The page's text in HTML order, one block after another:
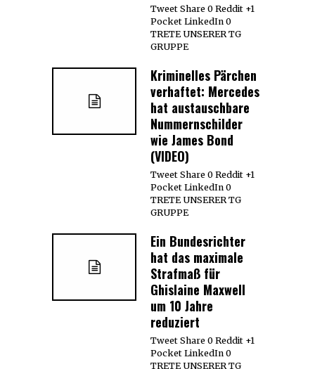
Tweet Share 0 Reddit +1
Pocket LinkedIn 0
TRETE UNSERER TG
GRUPPE
Kriminelles Pärchen
verhaftet: Mercedes
hat austauschbare
Nummernschilder
wie James Bond
(VIDEO)
Tweet Share 0 Reddit +1
Pocket LinkedIn 0
TRETE UNSERER TG
GRUPPE
Ein Bundesrichter
hat das maximale
Strafmaß für
Ghislaine Maxwell
um 10 Jahre
reduziert
Tweet Share 0 Reddit +1
Pocket LinkedIn 0
TRETE UNSERER TG